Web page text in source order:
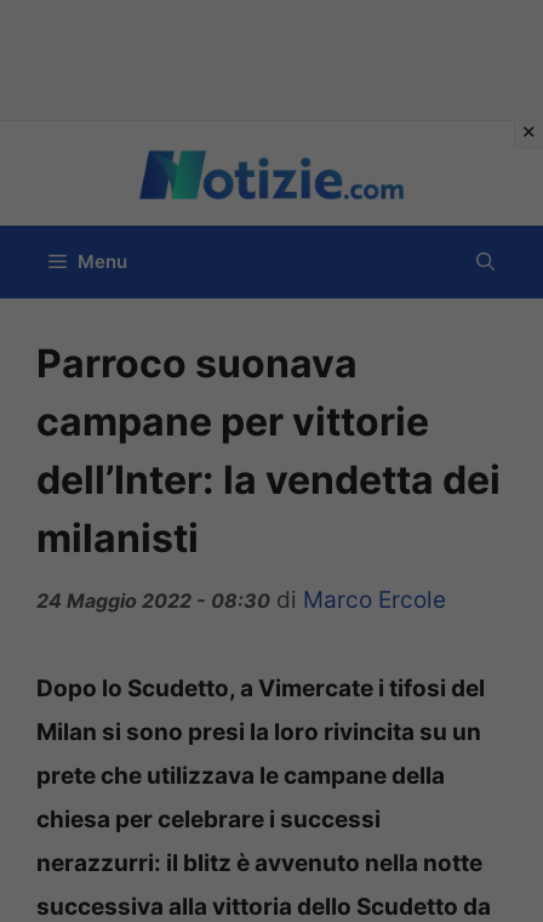
contenuto
Menu
Parroco suonava
campane per vittorie
dell’Inter: la vendetta dei
milanisti
24 Maggio 2022 - 08:30 di Marco Ercole
Dopo lo Scudetto, a Vimercate i tifosi del
Milan si sono presi la loro rivincita su un
prete che utilizzava le campane della
chiesa per celebrare i successi
nerazzurri: il blitz è avvenuto nella notte
successiva alla vittoria dello Scudetto da